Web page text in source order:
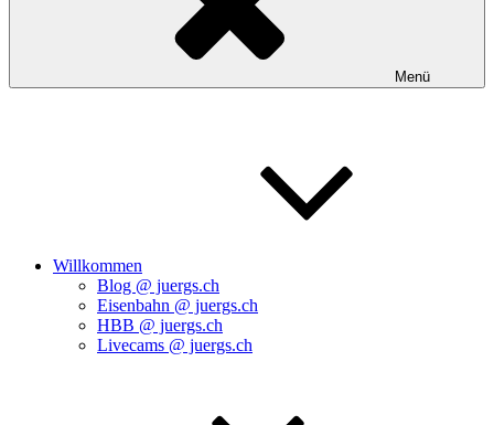
Menü
Willkommen
Blog @ juergs.ch
Eisenbahn @ juergs.ch
HBB @ juergs.ch
Livecams @ juergs.ch